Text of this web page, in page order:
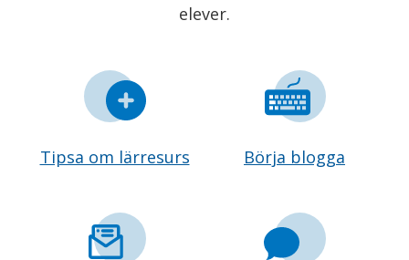
elever.
Tipsa om lärresurs Börja blogga